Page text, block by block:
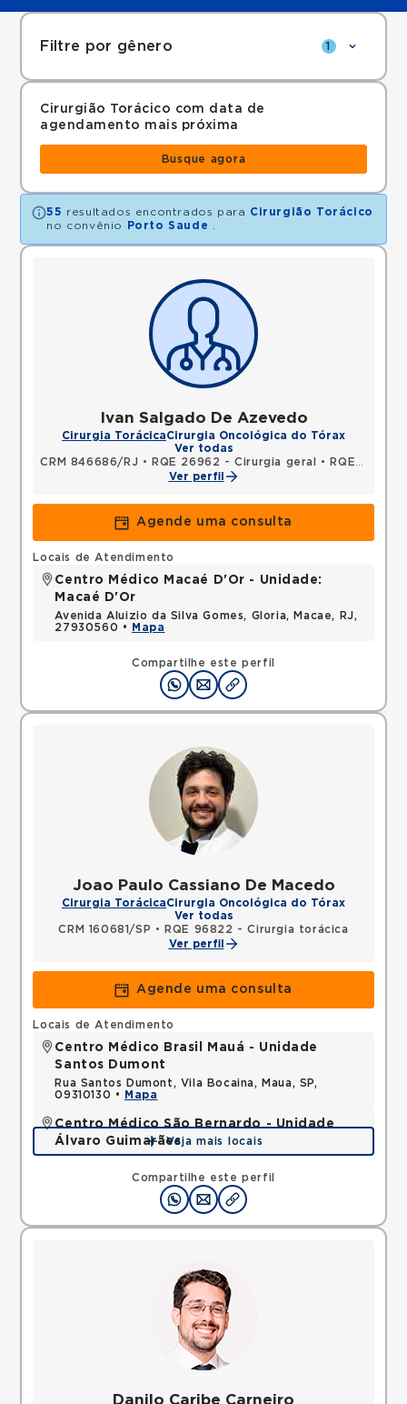
Filtre por gênero 1
Cirurgião Torácico com data de
agendamento mais próxima
Busque agora
55 resultados encontrados para Cirurgião Torácico
no convênio
Porto Saude
Ivan Salgado De Azevedo
Cirurgia TorácicaCirurgia Oncológica do Tórax
Ver todas
CRM 846686/RJ • RQE 26962 - Cirurgia geral •
RQE 26963 - Cirurgia torácica
Ver perfil
Agende uma consulta
Compartilhe este perfil
Locais de Atendimento
Centro Médico Macaé D'Or - Unidade:
Macaé D'Or
Avenida Aluizio da Silva Gomes, Gloria, Macae, RJ,
27930560 •
Mapa
Joao Paulo Cassiano De Macedo
Cirurgia TorácicaCirurgia Oncológica do Tórax
Ver todas
CRM 160681/SP •
RQE 96822 - Cirurgia torácica
Ver perfil
Agende uma consulta
Compartilhe este perfil
Locais de Atendimento
Centro Médico Brasil Mauá - Unidade
Santos Dumont
Rua Santos Dumont, Vila Bocaina, Maua, SP,
09310130 •
Mapa
Centro Médico São Bernardo - Unidade
Álvaro Guimarães
Avenida Alvaro Guimaraes, Assuncao, Sao Bernardo
do Campo, SP, 09810010 •
Mapa
Veja mais locais
Danilo Caribe Carneiro